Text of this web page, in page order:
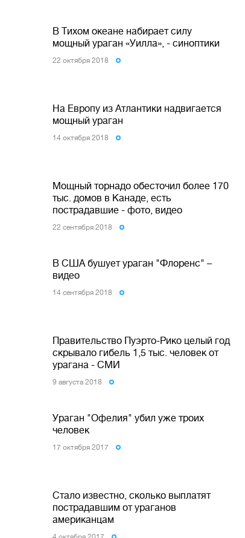
В Тихом океане набирает силу
мощный ураган «Уилла», - синоптики
22 октября 2018
На Европу из Атлантики надвигается
мощный ураган
14 октября 2018
Мощный торнадо обесточил более 170
тыс. домов в Канаде, есть
пострадавшие - фото, видео
22 сентября 2018
В США бушует ураган "Флоренс" –
видео
14 сентября 2018
Правительство Пуэрто-Рико целый год
скрывало гибель 1,5 тыс. человек от
урагана - СМИ
9 августа 2018
Ураган "Офелия" убил уже троих
человек
17 октября 2017
Стало известно, сколько выплатят
пострадавшим от ураганов
американцам